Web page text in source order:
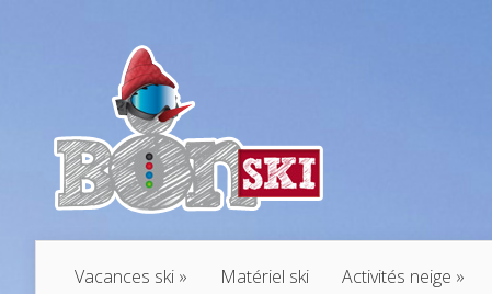
Vacances ski Matériel ski Activités neige